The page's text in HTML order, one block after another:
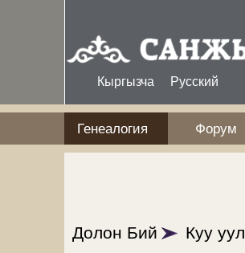
Кыргызча Русский
Генеалогия Форум
Долон Бий Куу уул